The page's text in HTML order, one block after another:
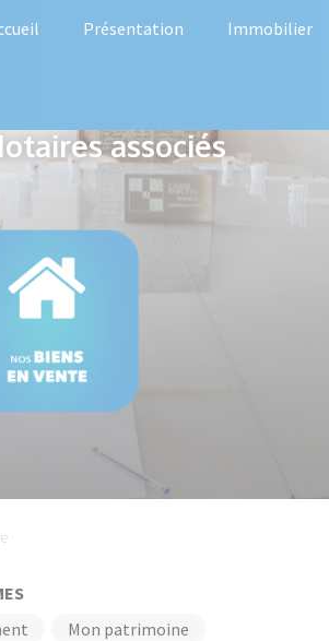
Présentation Immobilier
associés
Mon patrimoine